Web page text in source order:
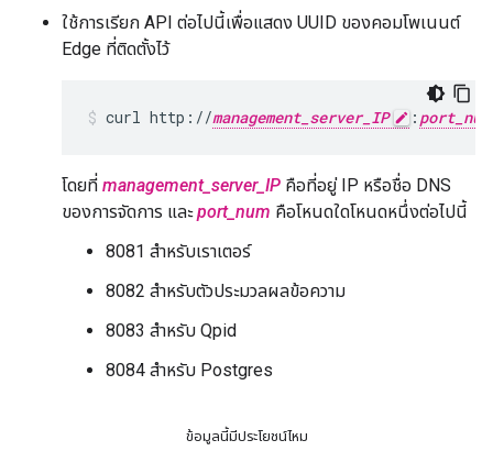
ใช้การเรียก API ต่อไปนี้เพื่อแสดง UUID ของคอมโพเนนต์
Edge ที่ติดตั้งไว้
curl http://management_server_IP : port_num
โดยที่ management_server_IP คือที่อยู่ IP หรือชื่อ DNS
ของการจัดการ และport_num คือโหนดใดโหนดหนึ่งต่อไปนี้
8081 สำหรับเราเตอร์
8082 สำหรับตัวประมวลผลข้อความ
8083 สำหรับ Qpid
8084 สำหรับ Postgres
ข้อมูลนี้มีประโยชน์ไหม